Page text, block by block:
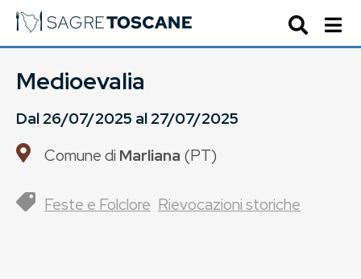
Medioevalia
Dal26/07/2025 al27/07/2025
Comune di Marliana (PT)
Feste e Folclore Rievocazioni storiche